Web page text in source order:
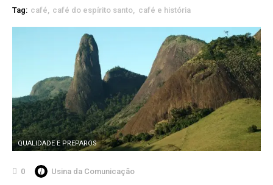
Tag: café café do espírito santo café e história
QUALIDADE E PREPAROS
0 Usina da Comunicação